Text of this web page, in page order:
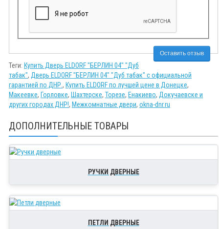
Оставить отзыв
Теги: Купить Дверь ELDORF "БЕРЛИН 04" "Дуб
табак", Дверь ELDORF "БЕРЛИН 04" "Дуб табак" с официальной
гарантией по ДНР. , Купить ELDORF по лучшей цене в Донецке,
Макеевке, Горловке, Шахтерске, Торезе, Енакиево, Докучаевске и
других городах ДНР!, Межкомнатные двери, okna-dnr.ru
ДОПОЛНИТЕЛЬНЫЕ ТОВАРЫ
РУЧКИ ДВЕРНЫЕ
ПЕТЛИ ДВЕРНЫЕ